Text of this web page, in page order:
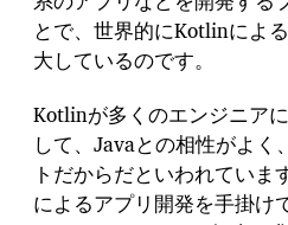
とで、世界的にKotlinによ
大しているのです。
Kotlinが多くのエンジニア
して、Javaとの相性がよ
トだからだといわれてい
によるアプリ開発を手掛け